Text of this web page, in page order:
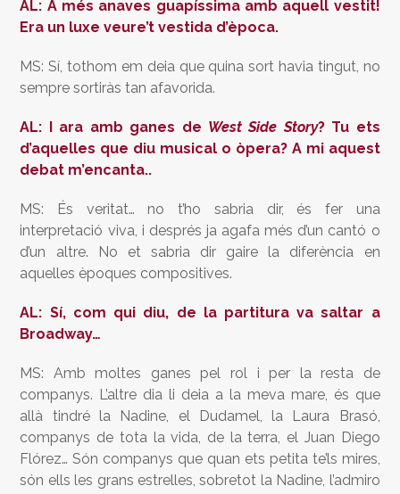
AL: A més anaves guapíssima amb aquell vestit!
Era un luxe veure’t vestida d’època.
MS: Sí, tothom em deia que quina sort havia tingut, no
sempre sortiràs tan afavorida.
AL: I ara amb ganes de West Side Story? Tu ets
d’aquelles que diu musical o òpera? A mi aquest
debat m’encanta..
MS: És veritat… no t’ho sabria dir, és fer una
interpretació viva, i després ja agafa més d’un cantó o
d’un altre. No et sabria dir gaire la diferència en
aquelles èpoques compositives.
AL: Sí, com qui diu, de la partitura va saltar a
Broadway…
MS: Amb moltes ganes pel rol i per la resta de
companys. L’altre dia li deia a la meva mare, és que
allà tindré la Nadine, el Dudamel, la Laura Brasó,
companys de tota la vida, de la terra, el Juan Diego
Flórez… Són companys que quan ets petita te’ls mires,
són ells les grans estrelles, sobretot la Nadine, l’admiro